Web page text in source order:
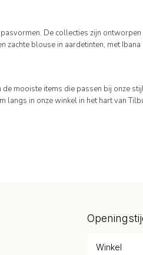
De collecties zijn
blouse in aardetinten, met
mooiste items die passen bij onze
in onze winkel in het hart van
Winkel